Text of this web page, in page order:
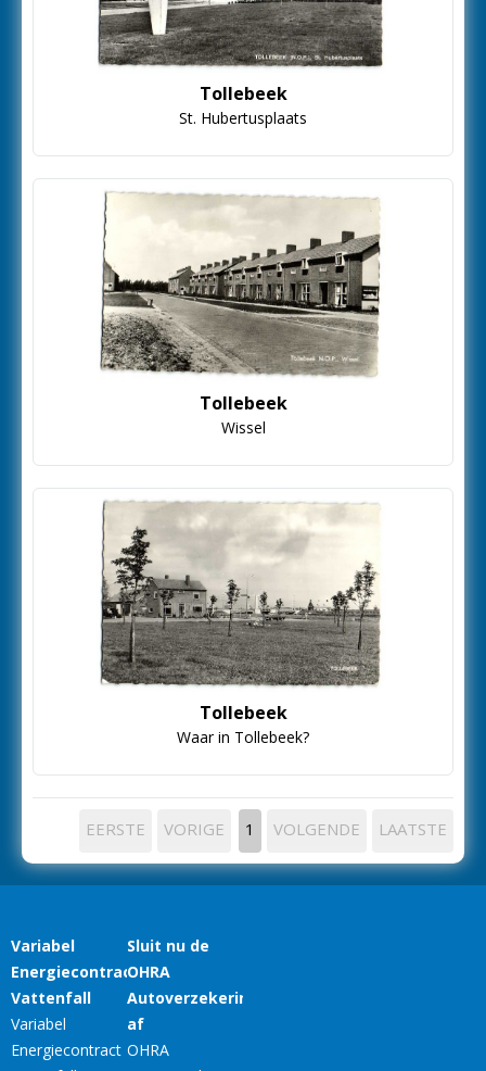
Tollebeek
St. Hubertusplaats
Tollebeek
Wissel
Tollebeek
Waar in Tollebeek?
EERSTE VORIGE 1 VOLGENDE LAATSTE